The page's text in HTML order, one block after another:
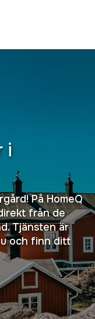
i
På HomeQ
från de
Tjänsten är
och finn ditt